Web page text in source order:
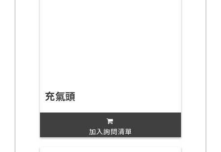
充氣頭
加入詢問清單